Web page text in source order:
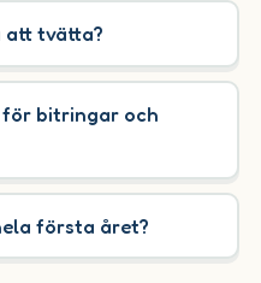
att tvätta?
bitringar och
första året?